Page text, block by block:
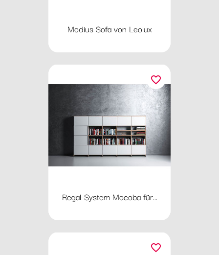
Modius Sofa von Leolux
Regal-System Mocoba für...
favorite_border
favorite_border